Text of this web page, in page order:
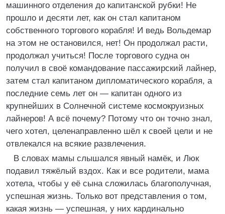
машинного отделения до капитанской рубки! Не
прошло и десяти лет, как он стал капитаном
собственного торгового корабля! И ведь Вольдемар
на этом не остановился, нет! Он продолжал расти,
продолжал учиться! После торгового судна он
получил в своё командование пассажирский лайнер,
затем стал капитаном дипломатического корабля, а
последние семь лет он — капитан одного из
крупнейших в Солнечной системе космокруизных
лайнеров! А всё почему? Потому что он точно знал,
чего хотел, целенаправленно шёл к своей цели и не
отвлекался на всякие развлечения.
В словах мамы слышался явный намёк, и Люк
подавил тяжёлый вздох. Как и все родители, мама
хотела, чтобы у её сына сложилась благополучная,
успешная жизнь. Только вот представления о том,
какая жизнь — успешная, у них кардинально